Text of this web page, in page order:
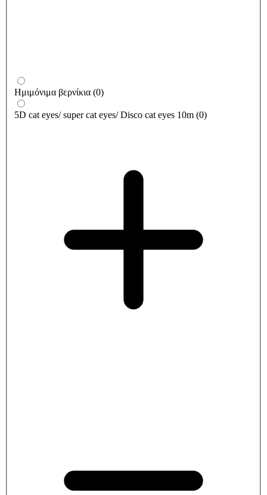
Ημιμόνιμα βερνίκια (0)
5D cat eyes/ super cat eyes/ Disco cat eyes 10m (0)